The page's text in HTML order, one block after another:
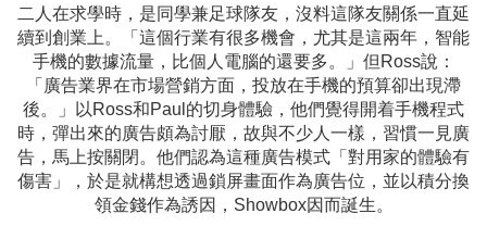
二人在求學時，是同學兼足球隊友，沒料這隊友關係一直延
續到創業上。「這個行業有很多機會，尤其是這兩年，智能
手機的數據流量，比個人電腦的還要多。」但Ross說：
「廣告業界在市場營銷方面，投放在手機的預算卻出現滯
後。」以Ross和Paul的切身體驗，他們覺得開着手機程式
時，彈出來的廣告頗為討厭，故與不少人一樣，習慣一見廣
告，馬上按關閉。他們認為這種廣告模式「對用家的體驗有
傷害」，於是就構想透過鎖屏畫面作為廣告位，並以積分換
領金錢作為誘因，Showbox因而誕生。